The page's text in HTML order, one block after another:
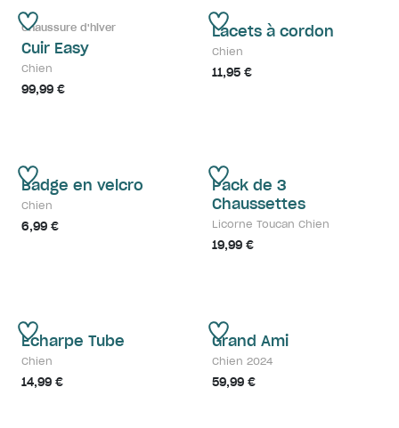
Chaussure d'hiver
Cuir Easy
Chien
99,99 €
Lacets à cordon
Chien
11,95 €
Badge en velcro
Chien
6,99 €
Pack de 3
Chaussettes
Licorne Toucan Chien
19,99 €
Écharpe Tube
Chien
14,99 €
Grand Ami
Chien 2024
59,99 €